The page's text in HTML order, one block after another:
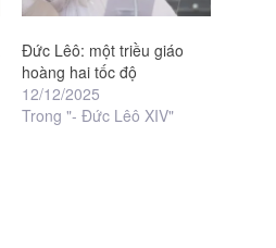
Đức Lêô: một triều giáo
hoàng hai tốc độ
12/12/2025
Trong "- Đức Lêô XIV"